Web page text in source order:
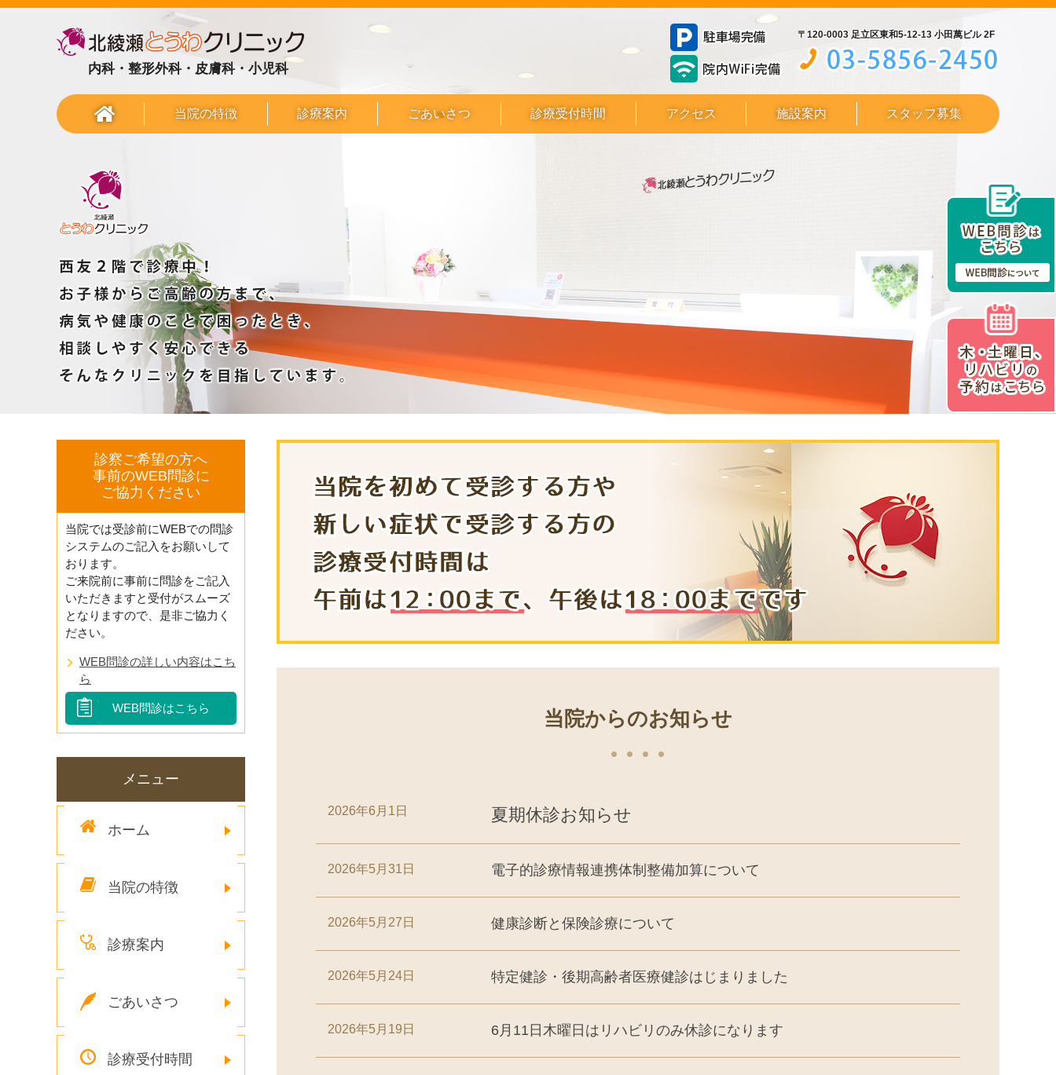
内科・整形外科・皮膚科・小児科
〒120-0003 足立区東和5-12-13 小田萬ビル 2F
当院の特徴 診療案内 ごあいさつ 診療受付時間 アクセス 施設案内 スタッフ募集
当院からのお知らせ
2026年6月1日 夏期休診お知らせ
2026年5月31日 電子的診療情報連携体制整備加算について
2026年5月27日 健康診断と保険診療について
2026年5月24日 特定健診・後期高齢者医療健診はじまりました
2026年5月19日 6月11日木曜日はリハビリのみ休診になります
診察ご希望の方へ
事前のWEB問診に
ご協力ください
当院では受診前にWEBでの問診
システムのご記入をお願いして
おります。
ご来院前に事前に問診をご記入
いただきますと受付がスムーズ
となりますので、是非ご協力く
ださい。
WEB問診の詳しい内容はこち
ら
WEB問診はこちら
メニュー
ホーム
当院の特徴
診療案内
ごあいさつ
診療受付時間